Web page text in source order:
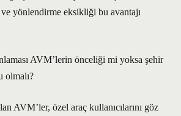
ve yönlendirme eksikliği bu avantajı
AVM’lerin önceliği mi yoksa şehir
olmalı?
AVM’ler, özel araç kullanıcılarını göz